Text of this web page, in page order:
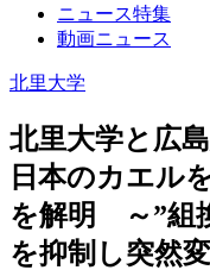
ニュース特集
動画ニュース
北里大学
北里大学と広
日本のカエル
を解明 ～”組
を抑制し突然